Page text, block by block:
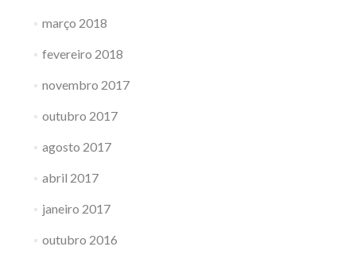
março 2018
fevereiro 2018
novembro 2017
outubro 2017
agosto 2017
abril 2017
janeiro 2017
outubro 2016